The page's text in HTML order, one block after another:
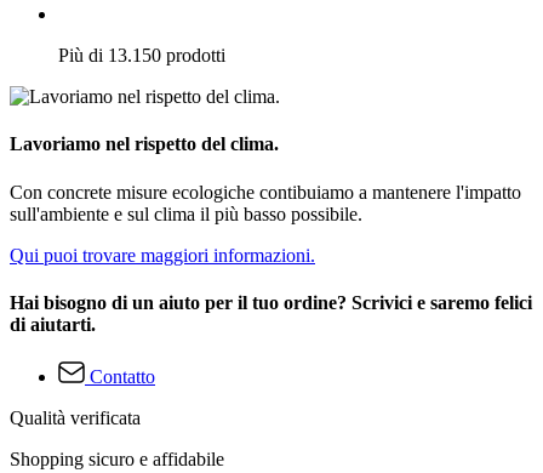
Più di 13.150 prodotti
Lavoriamo nel rispetto del clima.
Con concrete misure ecologiche contibuiamo a mantenere l'impatto
sull'ambiente e sul clima il più basso possibile.
Qui puoi trovare maggiori informazioni.
Hai bisogno di un aiuto per il tuo ordine? Scrivici e saremo felici
di aiutarti.
Contatto
Qualità verificata
Shopping sicuro e affidabile